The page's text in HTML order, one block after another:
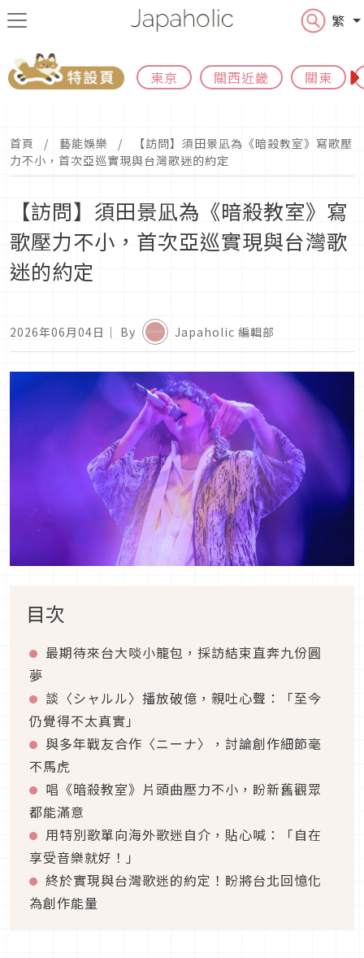
繁
東京 關西近畿 關東
首頁 藝能娛樂
【訪問】須田景凪為《暗殺教室》寫歌壓
力不小，首次亞巡實現與台灣歌迷的約定
【訪問】須田景凪為《暗殺教室》寫
歌壓力不小，首次亞巡實現與台灣歌
迷的約定
2026年06月04日 ｜ By Japaholic 編輯部
目次
最期待來台大啖小籠包，採訪結束直奔九份圓
夢
談〈シャルル〉播放破億，親吐心聲：「至今
仍覺得不太真實」
與多年戰友合作〈ニーナ〉，討論創作細節毫
不馬虎
唱《暗殺教室》片頭曲壓力不小，盼新舊觀眾
都能滿意
用特別歌單向海外歌迷自介，貼心喊：「自在
享受音樂就好！」
終於實現與台灣歌迷的約定！盼將台北回憶化
為創作能量